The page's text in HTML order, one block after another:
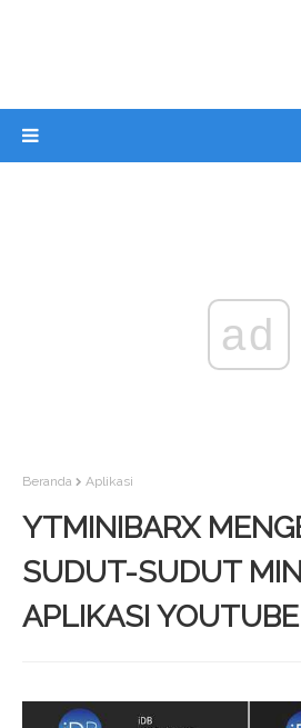
ad
Beranda Aplikasi
YTMINIBARX
SUDUT-SUDUT
APLIKASI